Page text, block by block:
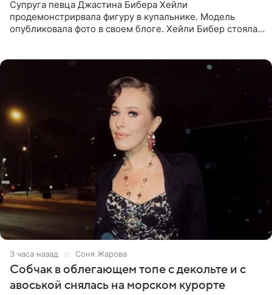
Супруга певца Джастина Бибера Хейли
продемонстрирвала фигуру в купальнике. Модель
опубликовала фото в своем блоге. Хейли Бибер стояла
3 часа назад Соня Жарова
Собчак в облегающем топе с декольте и с
авоськой снялась на морском курорте